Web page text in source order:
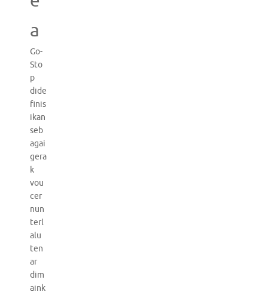
a
Go-
Sto
p
dide
finis
ikan
seb
agai
gera
k
vou
cer
nun
terl
alu
ten
ar
dim
aink